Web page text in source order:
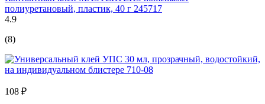
полиуретановый, пластик, 40 г 245717
4.9
(8)
108 ₽